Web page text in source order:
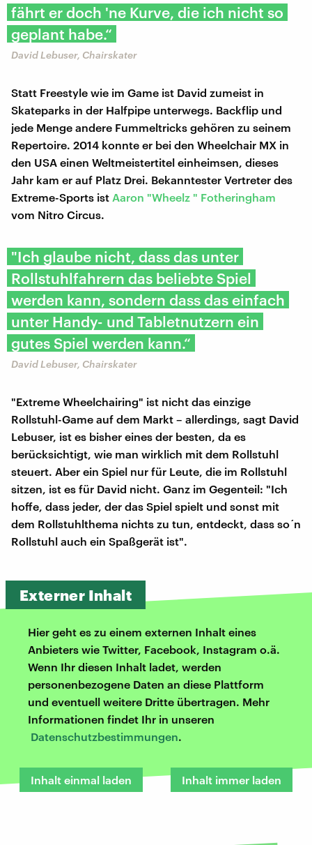
fährt er doch 'ne Kurve, die ich nicht so
geplant habe.“
David Lebuser, Chairskater
Statt Freestyle wie im Game ist David zumeist in
Skateparks in der Halfpipe unterwegs. Backflip und
jede Menge andere Fummeltricks gehören zu seinem
Repertoire. 2014 konnte er bei den Wheelchair MX in
den USA einen Weltmeistertitel einheimsen, dieses
Jahr kam er auf Platz Drei. Bekanntester Vertreter des
Extreme-Sports ist Aaron "Wheelz " Fotheringham
vom Nitro Circus.
"​Ich glaube nicht, dass das unter
Rollstuhlfahrern das beliebte Spiel
werden kann, sondern dass das einfach
unter Handy- und Tabletnutzern ein
gutes Spiel werden kann.“
David Lebuser, Chairskater
"Extreme Wheelchairing" ist nicht das einzige
Rollstuhl-Game auf dem Markt – allerdings, sagt David
Lebuser, ist es bisher eines der besten, da es
berücksichtigt, wie man wirklich mit dem Rollstuhl
steuert. Aber ein Spiel nur für Leute, die im Rollstuhl
sitzen, ist es für David nicht. Ganz im Gegenteil: "Ich
hoffe, dass jeder, der das Spiel spielt und sonst mit
dem Rollstuhlthema nichts zu tun, entdeckt, dass so´n
Rollstuhl auch ein Spaßgerät ist".
Externer Inhalt
Hier geht es zu einem externen Inhalt eines
Anbieters wie Twitter, Facebook, Instagram o.ä.
Wenn Ihr diesen Inhalt ladet, werden
personenbezogene Daten an diese Plattform
und eventuell weitere Dritte übertragen. Mehr
Informationen findet Ihr in unseren
Datenschutzbestimmungen.
Inhalt einmal laden Inhalt immer laden